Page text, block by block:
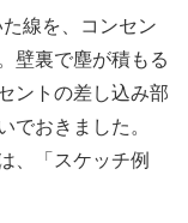
線を、コンセン
壁裏で塵が積もる
ントの差し込み部
でおきました。
、「スケッチ例